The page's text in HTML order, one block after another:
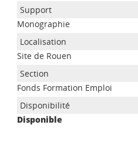
Monographie
Site de Rouen
Fonds Formation Emploi
Disponible
Appels à projets